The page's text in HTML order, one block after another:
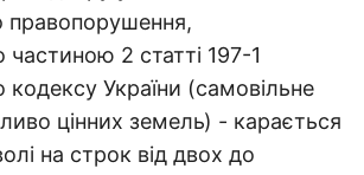
правопорушення,
частиною 2 статті 197-1
кодексу України (самовільне
цінних земель) - карається
на строк від двох до